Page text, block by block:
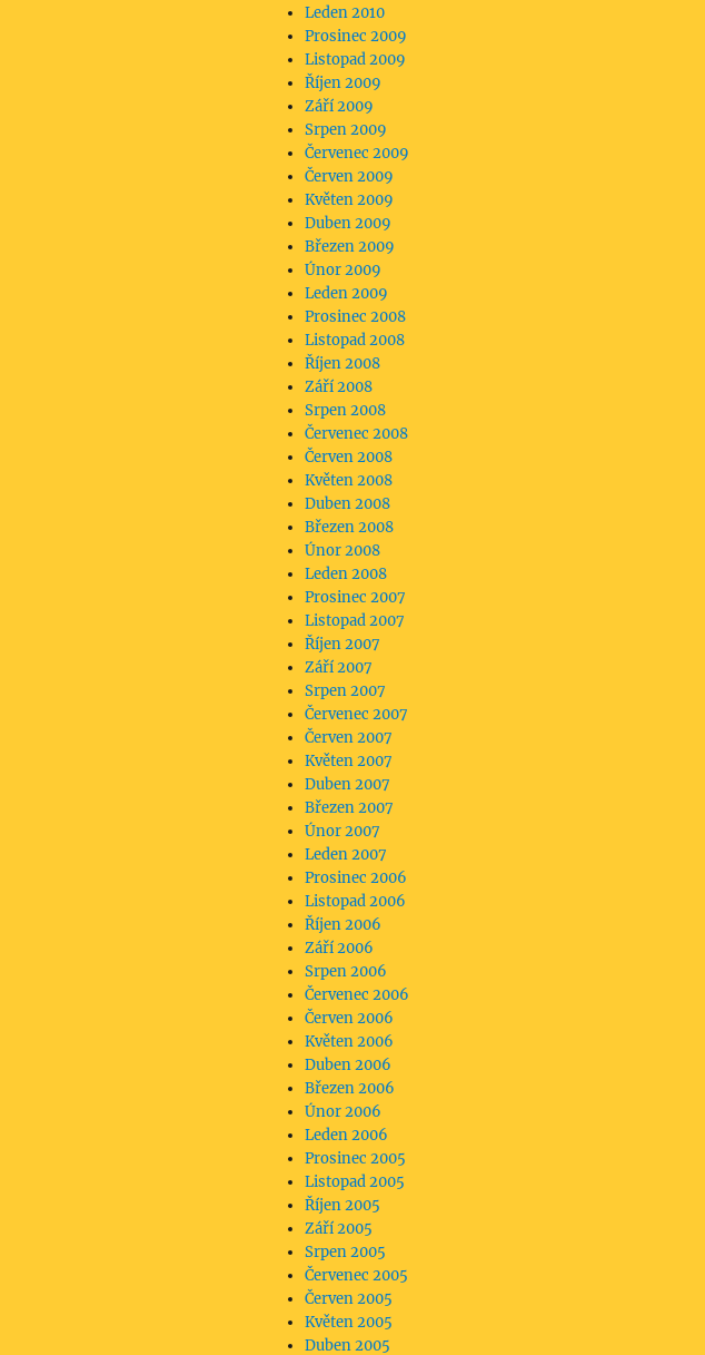
Leden 2010
Prosinec 2009
Listopad 2009
Říjen 2009
Září 2009
Srpen 2009
Červenec 2009
Červen 2009
Květen 2009
Duben 2009
Březen 2009
Únor 2009
Leden 2009
Prosinec 2008
Listopad 2008
Říjen 2008
Září 2008
Srpen 2008
Červenec 2008
Červen 2008
Květen 2008
Duben 2008
Březen 2008
Únor 2008
Leden 2008
Prosinec 2007
Listopad 2007
Říjen 2007
Září 2007
Srpen 2007
Červenec 2007
Červen 2007
Květen 2007
Duben 2007
Březen 2007
Únor 2007
Leden 2007
Prosinec 2006
Listopad 2006
Říjen 2006
Září 2006
Srpen 2006
Červenec 2006
Červen 2006
Květen 2006
Duben 2006
Březen 2006
Únor 2006
Leden 2006
Prosinec 2005
Listopad 2005
Říjen 2005
Září 2005
Srpen 2005
Červenec 2005
Červen 2005
Květen 2005
Duben 2005